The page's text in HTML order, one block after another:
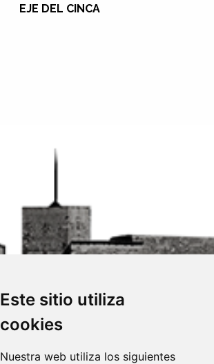
Este sitio utiliza
cookies
Nuestra web utiliza los siguientes
EJE DEL CINCA